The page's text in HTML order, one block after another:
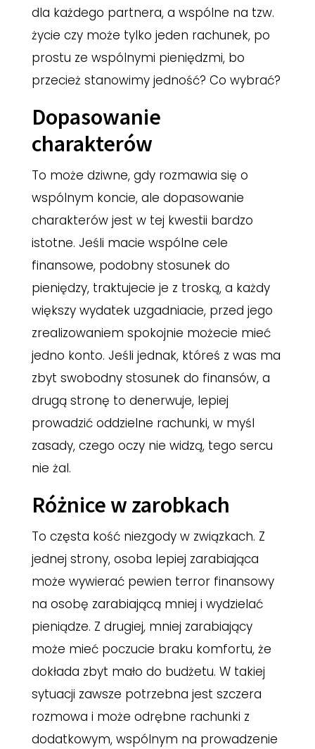
dla każdego partnera, a wspólne na tzw.
życie czy może tylko jeden rachunek, po
prostu ze wspólnymi pieniędzmi, bo
przecież stanowimy jedność? Co wybrać?
Dopasowanie
charakterów
To może dziwne, gdy rozmawia się o
wspólnym koncie, ale dopasowanie
charakterów jest w tej kwestii bardzo
istotne. Jeśli macie wspólne cele
finansowe, podobny stosunek do
pieniędzy, traktujecie je z troską, a każdy
większy wydatek uzgadniacie, przed jego
zrealizowaniem spokojnie możecie mieć
jedno konto. Jeśli jednak, któreś z was ma
zbyt swobodny stosunek do finansów, a
drugą stronę to denerwuje, lepiej
prowadzić oddzielne rachunki, w myśl
zasady, czego oczy nie widzą, tego sercu
nie żal.
Różnice w zarobkach
To częsta kość niezgody w związkach. Z
jednej strony, osoba lepiej zarabiająca
może wywierać pewien terror finansowy
na osobę zarabiającą mniej i wydzielać
pieniądze. Z drugiej, mniej zarabiający
może mieć poczucie braku komfortu, że
dokłada zbyt mało do budżetu. W takiej
sytuacji zawsze potrzebna jest szczera
rozmowa i może odrębne rachunki z
dodatkowym, wspólnym na prowadzenie